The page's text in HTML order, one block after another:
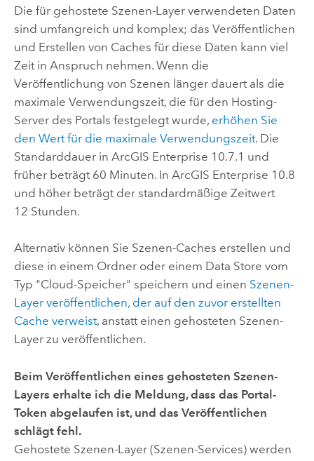
Die für gehostete Szenen-Layer verwendeten Daten
sind umfangreich und komplex; das Veröffentlichen
und Erstellen von Caches für diese Daten kann viel
Zeit in Anspruch nehmen. Wenn die
Veröffentlichung von Szenen länger dauert als die
maximale Verwendungszeit, die für den Hosting-
Server des Portals festgelegt wurde, erhöhen Sie
den Wert für die maximale Verwendungszeit. Die
Standarddauer in ArcGIS Enterprise 10.7.1 und
früher beträgt 60 Minuten. In ArcGIS Enterprise 10.8
und höher beträgt der standardmäßige Zeitwert
12 Stunden.
Alternativ können Sie Szenen-Caches erstellen und
diese in einem Ordner oder einem Data Store vom
Typ "Cloud-Speicher" speichern und einen Szenen-
Layer veröffentlichen, der auf den zuvor erstellten
Cache verweist, anstatt einen gehosteten Szenen-
Layer zu veröffentlichen.
Beim Veröffentlichen eines gehosteten Szenen-
Layers erhalte ich die Meldung, dass das Portal-
Token abgelaufen ist, und das Veröffentlichen
schlägt fehl.
Gehostete Szenen-Layer (Szenen-Services) werden